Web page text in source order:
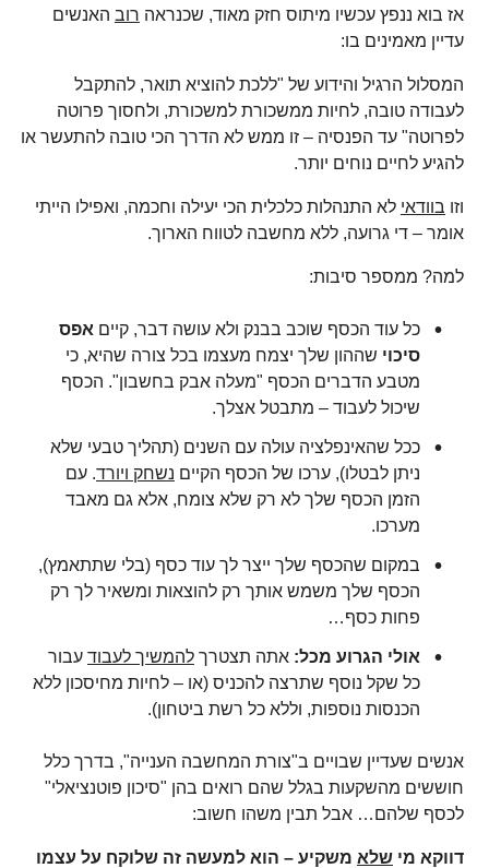
אז בוא ננפץ עכשיו מיתוס חזק מאוד, שכנראה רוב האנשים
עדיין מאמינים בו:
המסלול הרגיל והידוע של "ללכת להוציא תואר, להתקבל
לעבודה טובה, לחיות ממשכורת למשכורת, ולחסוך פרוטה
לפרוטה" עד הפנסיה – זו ממש לא הדרך הכי טובה להתעשר או
להגיע לחיים נוחים יותר.
וזו בוודאי לא התנהלות כלכלית הכי יעילה וחכמה, ואפילו הייתי
אומר – די גרועה, ללא מחשבה לטווח הארוך.
למה? ממספר סיבות:
כל עוד הכסף שוכב בבנק ולא עושה דבר, קיים אפס
סיכוי שההון שלך יצמח מעצמו בכל צורה שהיא, כי
מטבע הדברים הכסף "מעלה אבק בחשבון". הכסף
שיכול לעבוד – מתבטל אצלך.
ככל שהאינפלציה עולה עם השנים (תהליך טבעי שלא
ניתן לבטלו), ערכו של הכסף הקיים נשחק ויורד. עם
הזמן הכסף שלך לא רק שלא צומח, אלא גם מאבד
מערכו.
במקום שהכסף שלך ייצר לך עוד כסף (בלי שתתאמץ),
הכסף שלך משמש אותך רק להוצאות ומשאיר לך רק
פחות כסף…
אולי הגרוע מכל: אתה תצטרךלהמשיך לעבוד עבור
כל שקל נוסף שתרצה להכניס (או – לחיות מחיסכון ללא
הכנסות נוספות, וללא כל רשת ביטחון).
אנשים שעדיין שבויים ב"צורת המחשבה הענייה", בדרך כלל
חוששים מהשקעות בגלל שהם רואים בהן "סיכון פוטנציאלי"
לכסף שלהם… אבל תבין משהו חשוב:
דווקא מישלא משקיע – הוא למעשה זה שלוקח על עצמו